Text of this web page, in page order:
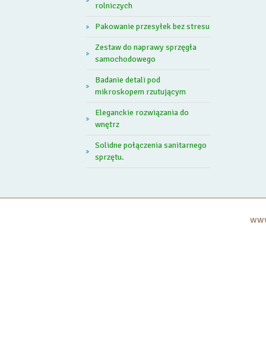
rolniczych
Pakowanie przesyłek bez stresu
Zestaw do naprawy sprzęgła
samochodowego
Badanie detali pod
mikroskopem rzutującym
Eleganckie rozwiązania do
wnętrz
Solidne połączenia sanitarnego
sprzętu.